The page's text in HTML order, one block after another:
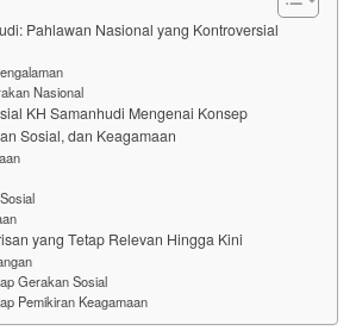
Pahlawan Nasional yang Kontroversial
Nasional
KH Samanhudi Mengenai Konsep
Sosial, dan Keagamaan
yang Tetap Relevan Hingga Kini
Gerakan Sosial
Pemikiran Keagamaan